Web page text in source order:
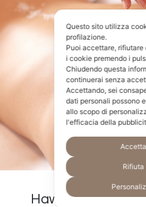
Hawai
Questo sito utilizza
profilazione.
Puoi accettare, rifiutare
i cookie premendo i
Chiudendo questa
continuerai senza
Accettando, sei
dati personali possono
allo scopo di
l'efficacia della
Accetta
Rifiuta